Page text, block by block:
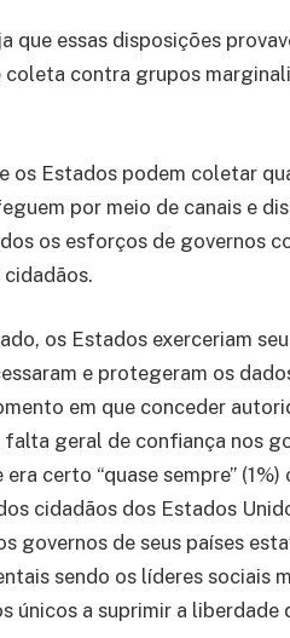
que essas disposições
contra grupos
Estados podem coletar
por meio de canais e
os esforços de governos
os Estados exerceriam
e protegeram os
em que conceder
geral de confiança nos
certo “quase sempre” (1%)
cidadãos dos Estados
governos de seus países
sendo os líderes sociais
únicos a suprimir a liberdade